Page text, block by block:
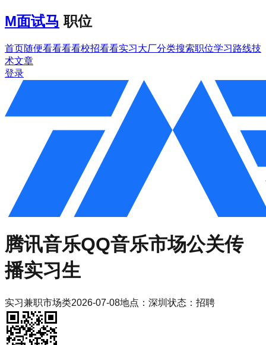
M面试马 职位
首页随便看看看看校招看看实习大厂分类搜索职位学习路线技
术文章
登录
腾讯音乐QQ音乐市场公关传
播实习生
实习兼职市场类2026-07-08地点： 深圳 状态： 招聘